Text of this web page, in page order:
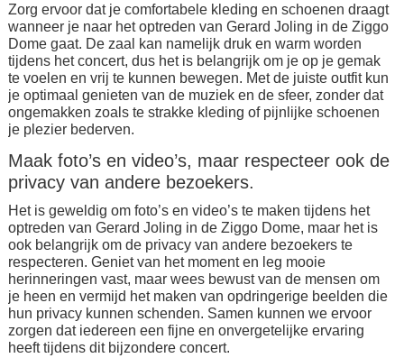
Zorg ervoor dat je comfortabele kleding en schoenen draagt
wanneer je naar het optreden van Gerard Joling in de Ziggo
Dome gaat. De zaal kan namelijk druk en warm worden
tijdens het concert, dus het is belangrijk om je op je gemak
te voelen en vrij te kunnen bewegen. Met de juiste outfit kun
je optimaal genieten van de muziek en de sfeer, zonder dat
ongemakken zoals te strakke kleding of pijnlijke schoenen
je plezier bederven.
Maak foto’s en video’s, maar respecteer ook de
privacy van andere bezoekers.
Het is geweldig om foto’s en video’s te maken tijdens het
optreden van Gerard Joling in de Ziggo Dome, maar het is
ook belangrijk om de privacy van andere bezoekers te
respecteren. Geniet van het moment en leg mooie
herinneringen vast, maar wees bewust van de mensen om
je heen en vermijd het maken van opdringerige beelden die
hun privacy kunnen schenden. Samen kunnen we ervoor
zorgen dat iedereen een fijne en onvergetelijke ervaring
heeft tijdens dit bijzondere concert.